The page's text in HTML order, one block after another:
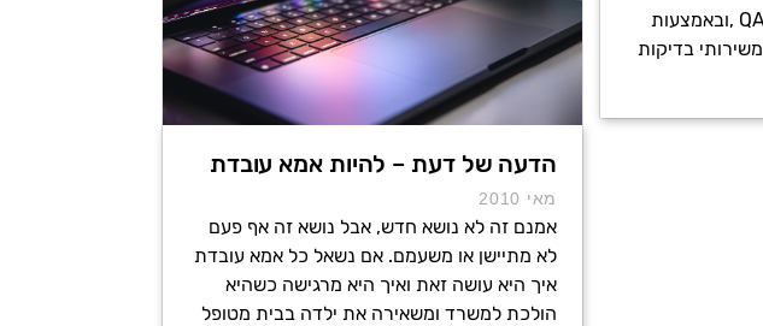
בתחום בדיקות התוכנה – QA on ,ובאמצעות
בדיקות
הדעה של דעת – להיות אמא עובדת
מאי 2010
אמנם זה לא נושא חדש, אבל נושא זה אף פעם
לא מתיישן או משעמם. אם נשאל כל אמא עובדת
איך היא עושה זאת ואיך היא מרגישה כשהיא
הולכת למשרד ומשאירה את ילדה בבית מטופל